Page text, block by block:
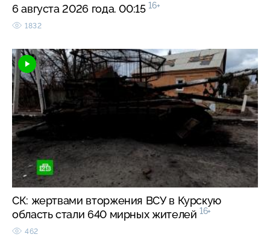
6 августа 2026 года. 00:15 16+
1832
СК: жертвами вторжения ВСУ в Курскую
область стали 640 мирных жителей 16+
462